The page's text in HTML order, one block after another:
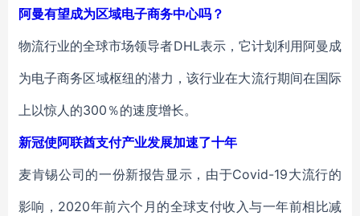
阿曼有望成为区域电子商务中心吗？
物流行业的全球市场领导者DHL表示，它计划利用阿曼成
为电子商务区域枢纽的潜力，该行业在大流行期间在国际
上以惊人的300％的速度增长。
新冠使阿联酋支付产业发展加速了十年
麦肯锡公司的一份新报告显示，由于Covid-19大流行的
影响，2020年前六个月的全球支付收入与一年前相比减